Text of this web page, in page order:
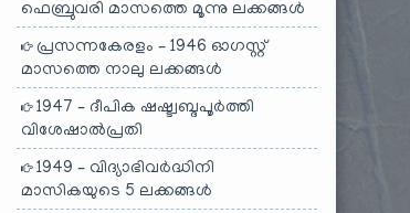
ഫെബ്രുവരി മാസത്തെ മൂന്നു ലക്കങ്ങൾ
പ്രസന്നകേരളം – 1946 ഓഗസ്റ്റ്
മാസത്തെ നാലു ലക്കങ്ങൾ
1947 – ദീപിക ഷഷ്ട്വബ്ദപൂർത്തി
വിശേഷാൽപ്രതി
1949 – വിദ്യാഭിവർദ്ധിനി
മാസികയുടെ 5 ലക്കങ്ങൾ